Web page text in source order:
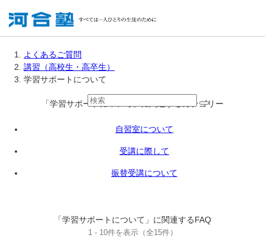
よくあるご質問
講習（高校生・高卒生）
学習サポートについて
「学習サポートについて」に関連するカテゴリー
自習室について
受講に際して
振替受講について
「学習サポートについて」に関連するFAQ
1 - 10件を表示（全15件）